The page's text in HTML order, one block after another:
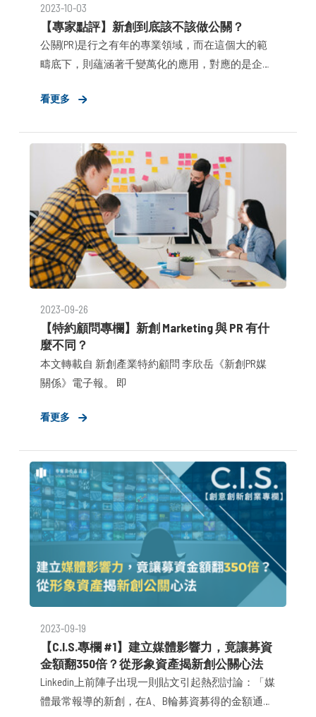
2023-10-03
【專家點評】新創到底該不該做公關？
公關(PR)是行之有年的專業領域，而在這個大的範
疇底下，則蘊涵著千變萬化的應用，對應的是企業
是發展階段差異所產生的策略變異。
看更多
2023-09-26
【特約顧問專欄】新創 Marketing 與 PR 有什
麼不同？
本文轉載自 新創產業特約顧問 李欣岳《新創PR媒
關係》電子報。 即
看更多
2023-09-19
【C.I.S.專欄 #1】建立媒體影響力，竟讓募資
金額翻350倍？從形象資產揭新創公關心法
Linkedin上前陣子出現一則貼文引起熱烈討論：「媒
體最常報導的新創，在A、B輪募資募得的金額通常